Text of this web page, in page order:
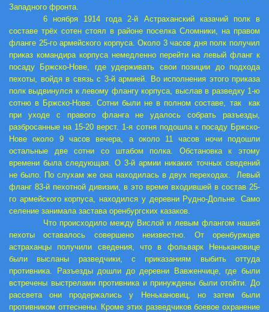
Западного фронта.
6 ноября 1914 года 2-й Астраханский казачий полк в
составе трёх сотен стоял в районе поселка Сломники, на правом
фланге 25-го армейского корпуса. Около 3 часов дня полк получил
приказ командира корпуса немедленно перейти на левый фланг к
посаду Бржско-Нове, где удерживать свои позиции до подхода
пехоты, войдя в связь с 3-й армией. Во исполнения этого приказа
полк выдвинулся к левому флангу корпуса, выслав в разведку 1-ю
сотню в Бржско-Нове. Сотни были не в полном составе, так как
при уходе с правого фланга не удалось собрать разъезды,
разбросанные на 15-20 верст. 1-я сотня подошла к посаду Бржско-
Нове около 9 часов вечера, а около 11 часов ночи подошли
остальные две сотни со штабом полка. Обстановка к этому
времени была следующая. О 3-й армии никаких точных сведений
не было. По слухам же она находилась в двух переходах. Левый
фланг 83-й пехотной дивизии, в это время входившей в состав 25-
го армейского корпуса, находился у деревни Рудно-Дольне. Само
селение занимала застава оренбургских казаков.
Что происходило между Вислой и левым флангом нашей
пехоты оставалось совершено неизвестно. От оренбуржцев
астраханцы получили сведения, что в фольварк Ненькановице
были высланы разведчики, с приказаниям выбить оттуда
противника. Разъезды дошли до деревни Вавженчице, где были
встречены выстрелами противника и принуждены были отойти. До
рассвета они продержались у Ненькановиц, но затем были
противником оттеснены. Кроме этих разведчиков боевое охранение